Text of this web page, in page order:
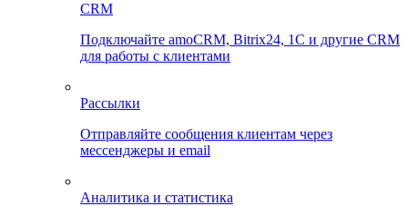
CRM
Подключайте amoCRM, Bitrix24, 1C и другие CRM
для работы с клиентами
Рассылки
Отправляйте сообщения клиентам через
мессенджеры и email
Аналитика и статистика